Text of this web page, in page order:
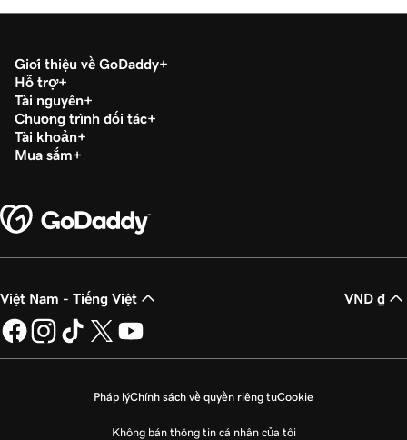
Giới thiệu về GoDaddy
Hỗ trợ
Tài nguyên
Chương trình đối tác
Tài khoản
Mua sắm
Việt Nam - Tiếng Việt VND ₫
Pháp lýChính sách về quyền riêng tưCookie
Không bán thông tin cá nhân của tôi